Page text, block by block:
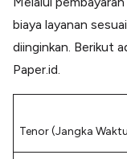
biaya layanan
diinginkan. Berikut
Paper.id.
Tenor (Jangka